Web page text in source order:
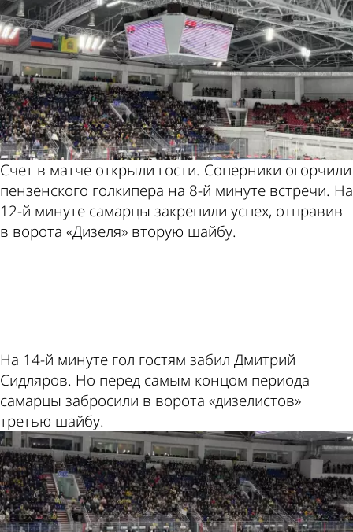
Счет в матче открыли гости. Соперники огорчили
пензенского голкипера на 8-й минуте встречи. На
12-й минуте самарцы закрепили успех, отправив
в ворота «Дизеля» вторую шайбу.
На 14-й минуте гол гостям забил Дмитрий
Сидляров. Но перед самым концом периода
самарцы забросили в ворота «дизелистов»
третью шайбу.